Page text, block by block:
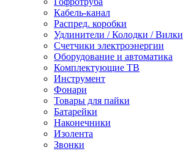
Кабель-канал
Распред. коробки
Удлинители / Колодки / Вилки
Счетчики электроэнергии
Оборудование и автоматика
Комплектующие ТВ
Инструмент
Фонари
Товары для пайки
Батарейки
Наконечники
Изолента
Звонки